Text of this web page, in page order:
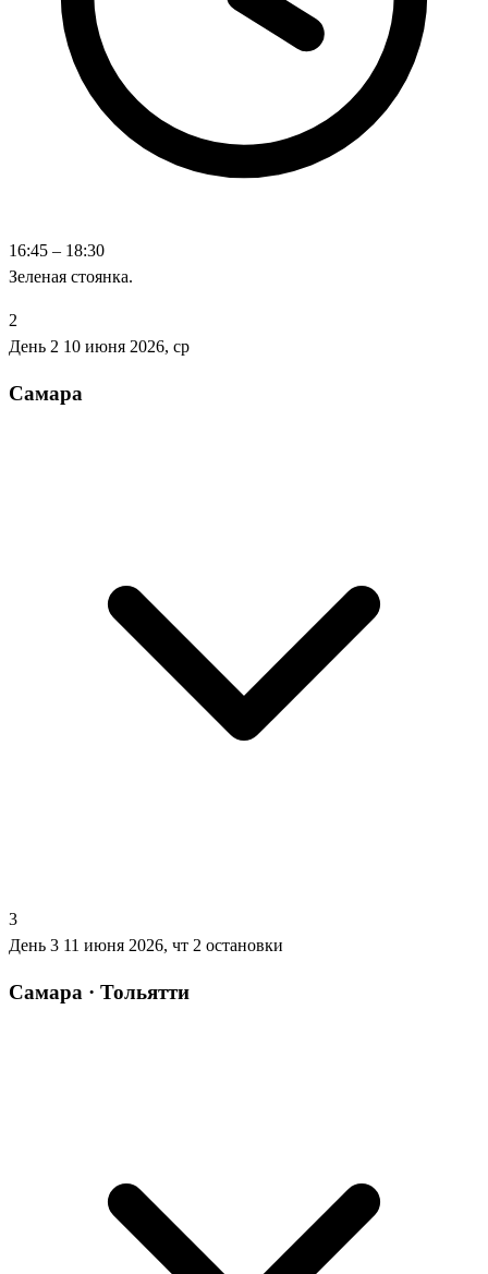
16:45 – 18:30
Зеленая стоянка.
2
День 2 10 июня 2026, ср
Самара
3
День 3 11 июня 2026, чт 2 остановки
Самара · Тольятти